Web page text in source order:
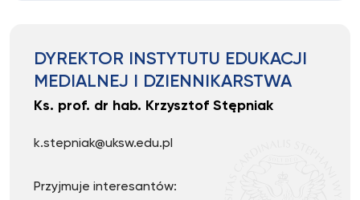
DYREKTOR INSTYTUTU EDUKACJI
MEDIALNEJ I DZIENNIKARSTWA
Ks. prof. dr hab. Krzysztof Stępniak
k.stepniak@uksw.edu.pl
Przyjmuje interesantów: